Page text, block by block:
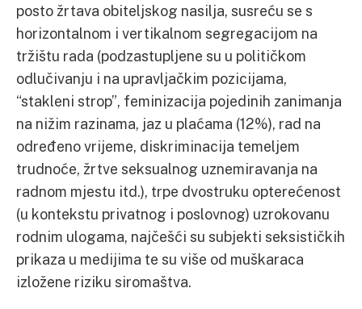
posto žrtava obiteljskog nasilja, susreću se s
horizontalnom i vertikalnom segregacijom na
tržištu rada (podzastupljene su u političkom
odlučivanju i na upravljačkim pozicijama,
“stakleni strop”, feminizacija pojedinih zanimanja
na nižim razinama, jaz u plaćama (12%), rad na
određeno vrijeme, diskriminacija temeljem
trudnoće, žrtve seksualnog uznemiravanja na
radnom mjestu itd.), trpe dvostruku opterećenost
(u kontekstu privatnog i poslovnog) uzrokovanu
rodnim ulogama, najčešći su subjekti seksističkih
prikaza u medijima te su više od muškaraca
izložene riziku siromaštva.